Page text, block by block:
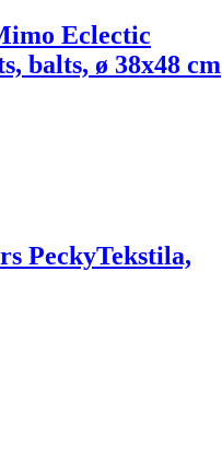
Eclectic
balts, ø 38x48 cm
PeckyTekstila,